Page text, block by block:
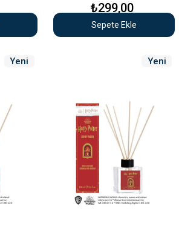
₺299,00
Sepete Ekle
Yeni
Yeni